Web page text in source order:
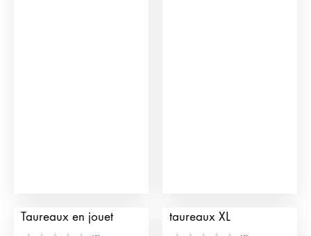
Taureaux en jouet
taureaux XL